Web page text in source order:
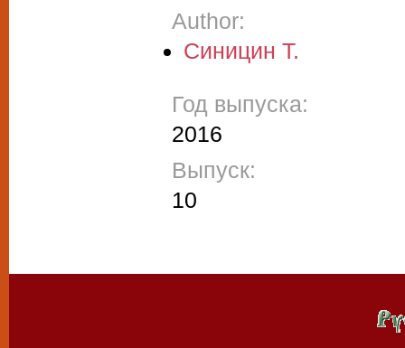
Author:
Синицин Т.
Год выпуска:
2016
Выпуск:
10